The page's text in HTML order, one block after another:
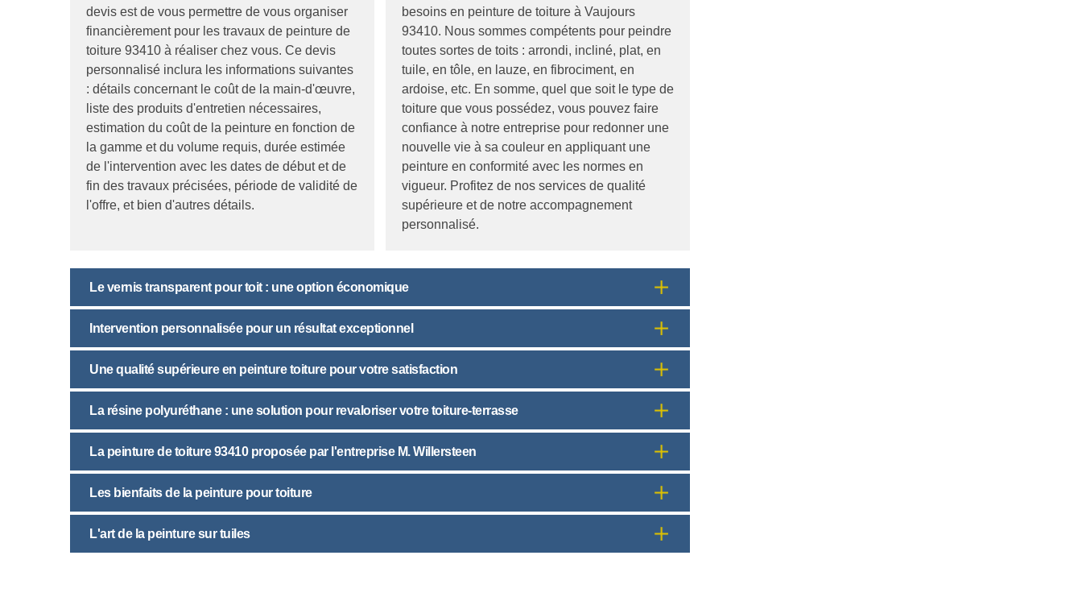
devis est de vous permettre de vous organiser
financièrement pour les travaux de peinture de
toiture 93410 à réaliser chez vous. Ce devis
personnalisé inclura les informations suivantes
: détails concernant le coût de la main-d'œuvre,
liste des produits d'entretien nécessaires,
estimation du coût de la peinture en fonction de
la gamme et du volume requis, durée estimée
de l'intervention avec les dates de début et de
fin des travaux précisées, période de validité de
l'offre, et bien d'autres détails.
besoins en peinture de toiture à Vaujours
93410. Nous sommes compétents pour peindre
toutes sortes de toits : arrondi, incliné, plat, en
tuile, en tôle, en lauze, en fibrociment, en
ardoise, etc. En somme, quel que soit le type de
toiture que vous possédez, vous pouvez faire
confiance à notre entreprise pour redonner une
nouvelle vie à sa couleur en appliquant une
peinture en conformité avec les normes en
vigueur. Profitez de nos services de qualité
supérieure et de notre accompagnement
personnalisé.
Le vernis transparent pour toit : une option économique
Intervention personnalisée pour un résultat exceptionnel
Une qualité supérieure en peinture toiture pour votre satisfaction
La résine polyuréthane : une solution pour revaloriser votre toiture-terrasse
La peinture de toiture 93410 proposée par l'entreprise M. Willersteen
Les bienfaits de la peinture pour toiture
L'art de la peinture sur tuiles